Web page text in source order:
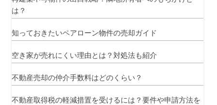
は？
知っておきたいペアローン物件の売却ガイド
空き家が売れにくい理由とは？対処法も紹介
不動産売却の仲介手数料はどのくらい？
不動産取得税の軽減措置を受けるには？要件や申請方法を